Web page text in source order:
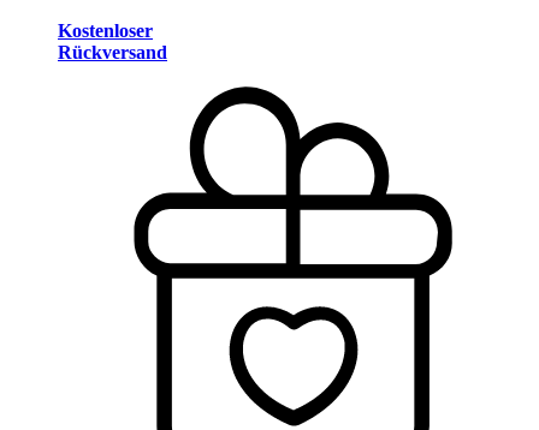
Kostenloser
Rückversand